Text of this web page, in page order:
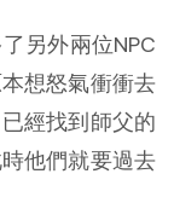
另外兩位NPC
想怒氣衝衝去
經找到師父的
他們就要過去